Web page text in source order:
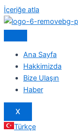
İçeriğe atla
Ana Sayfa
Hakkimizda
Bize Ulaşın
Haber
X
Türkçe